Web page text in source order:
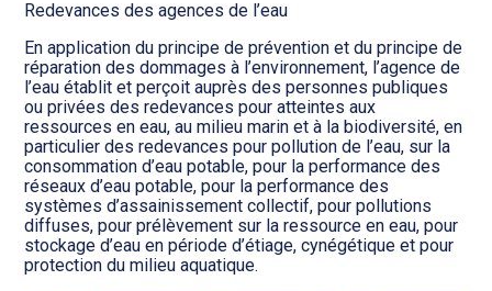
Redevances des agences de l’eau
En application du principe de prévention et du principe de
réparation des dommages à l’environnement, l’agence de
l’eau établit et perçoit auprès des personnes publiques
ou privées des redevances pour atteintes aux
ressources en eau, au milieu marin et à la biodiversité, en
particulier des redevances pour pollution de l’eau, sur la
consommation d’eau potable, pour la performance des
réseaux d’eau potable, pour la performance des
systèmes d’assainissement collectif, pour pollutions
diffuses, pour prélèvement sur la ressource en eau, pour
stockage d’eau en période d’étiage, cynégétique et pour
protection du milieu aquatique.